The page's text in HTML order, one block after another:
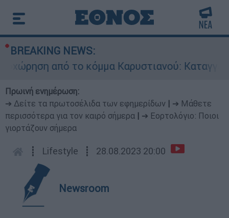
BREAKING NEWS:
από το κόμμα Καρυστιανού:
Πρωινή ενημέρωση:
➔ Δείτε τα πρωτοσέλιδα των εφημερίδων
➔ Μάθετε
περισσότερα για τον καιρό σήμερα
➔ Εορτολόγιο: Ποιοι
γιορτάζουν σήμερα
┋ Lifestyle ┋ 28.08.2023 20:00
Newsroom